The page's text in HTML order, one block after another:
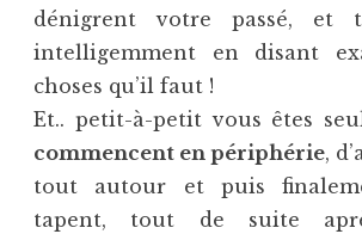
dénigrent votre passé, et
intelligemment en disant
choses qu’il faut !
Et.. petit-à-petit vous êtes
commencent en périphérie,
tout autour et puis
tapent, tout de suite